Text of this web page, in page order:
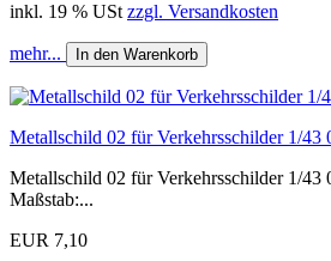
inkl. 19 % USt zzgl. Versandkosten
mehr... In den Warenkorb
Metallschild 02 für Verkehrsschilder 1/43
Metallschild 02 für Verkehrsschilder 1/43
Maßstab:...
EUR 7,10